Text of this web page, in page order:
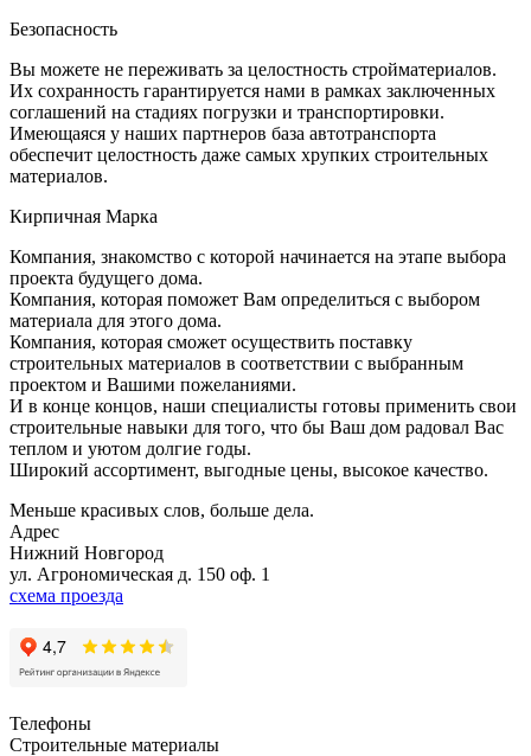
Безопасность
Вы можете не переживать за целостность стройматериалов.
Их сохранность гарантируется нами в рамках заключенных
соглашений на стадиях погрузки и транспортировки.
Имеющаяся у наших партнеров база автотранспорта
обеспечит целостность даже самых хрупких строительных
материалов.
Кирпичная Марка
Компания, знакомство с которой начинается на этапе выбора
проекта будущего дома.
Компания, которая поможет Вам определиться с выбором
материала для этого дома.
Компания, которая сможет осуществить поставку
строительных материалов в соответствии с выбранным
проектом и Вашими пожеланиями.
И в конце концов, наши специалисты готовы применить свои
строительные навыки для того, что бы Ваш дом радовал Вас
теплом и уютом долгие годы.
Широкий ассортимент, выгодные цены, высокое качество.
Меньше красивых слов, больше дела.
Адрес
Нижний Новгород
ул. Агрономическая д. 150 оф. 1
схема проезда
Телефоны
Строительные материалы